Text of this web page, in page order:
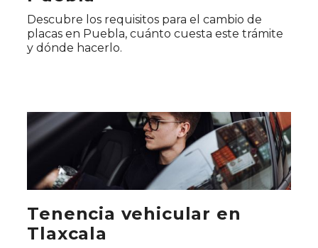
Descubre los requisitos para el cambio de
placas en Puebla, cuánto cuesta este trámite
y dónde hacerlo.
Tenencia vehicular en
Tlaxcala